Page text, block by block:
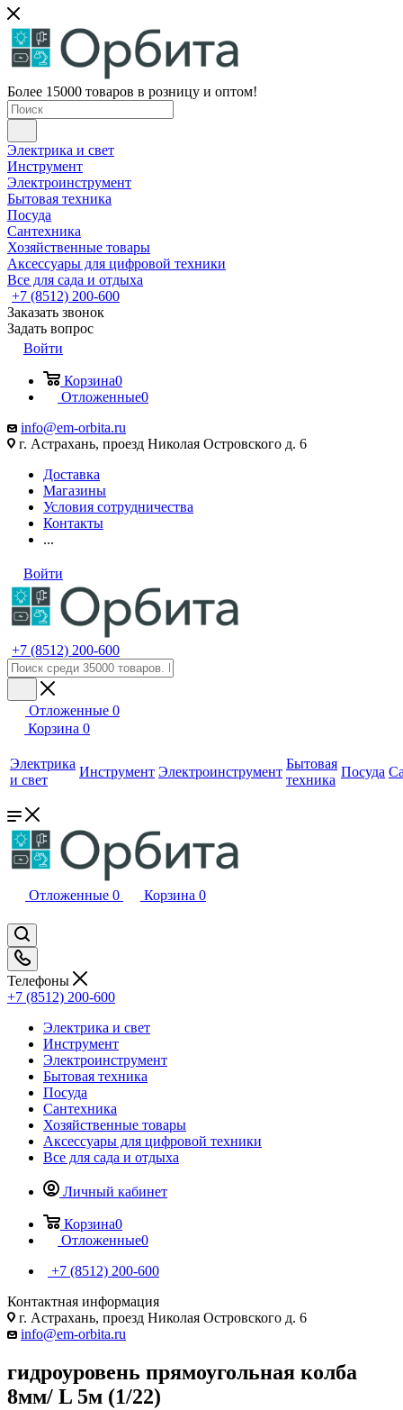
Более 15000 товаров в розницу и оптом!
Электрика и свет
Инструмент
Электроинструмент
Бытовая техника
Посуда
Сантехника
Хозяйственные товары
Аксессуары для цифровой техники
Все для сада и отдыха
+7 (8512) 200-600
Заказать звонок
Задать вопрос
Войти
Корзина0
Отложенные0
info@em-orbita.ru
г. Астрахань, проезд Николая Островского д. 6
Доставка
Магазины
Условия сотрудничества
Контакты
...
Войти
+7 (8512) 200-600
Отложенные 0
Корзина 0
Электрика
и свет
Инструмент Электроинструмент
Бытовая
техника
Посуда
Отложенные 0 Корзина 0
Телефоны
+7 (8512) 200-600
Электрика и свет
Инструмент
Электроинструмент
Бытовая техника
Посуда
Сантехника
Хозяйственные товары
Аксессуары для цифровой техники
Все для сада и отдыха
Личный кабинет
Корзина0
Отложенные0
+7 (8512) 200-600
Контактная информация
г. Астрахань, проезд Николая Островского д. 6
info@em-orbita.ru
гидроуровень прямоугольная колба
8мм/ L 5м (1/22)